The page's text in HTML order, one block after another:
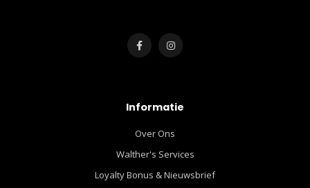
Informatie
Over Ons
Walther's Services
Loyalty Bonus & Nieuwsbrief